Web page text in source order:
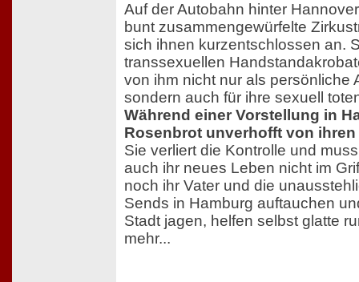
Auf der Autobahn hinter
bunt zusammengewürfelte
sich ihnen kurzentschlossen an.
transsexuellen
von ihm nicht nur als persönliche
sondern auch für ihre sexuell
Während einer Vorstellung in
Rosenbrot unverhofft von
Sie verliert die Kontrolle und
auch ihr neues Leben nicht im
noch ihr Vater und die
Sends in Hamburg auftauchen
Stadt jagen, helfen selbst glatte
mehr...